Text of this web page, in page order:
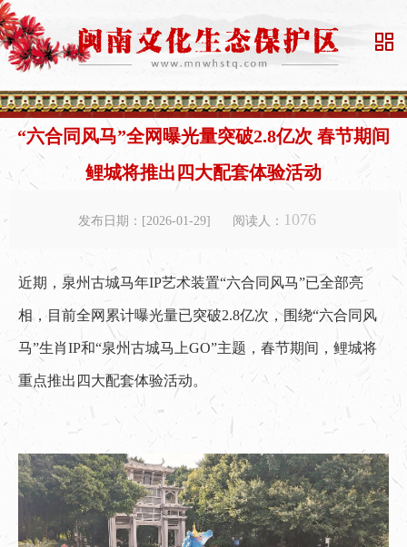

“六合同风马”全网曝光量突破2.8亿次 春节期间
鲤城将推出四大配套体验活动
发布日期：[2026-01-29] 阅读人： 1076
近期，泉州古城马年IP艺术装置“六合同风马”已全部亮
相，目前全网累计曝光量已突破2.8亿次，围绕“六合同风
马”生肖IP和“泉州古城马上GO”主题，春节期间，鲤城将
重点推出四大配套体验活动。